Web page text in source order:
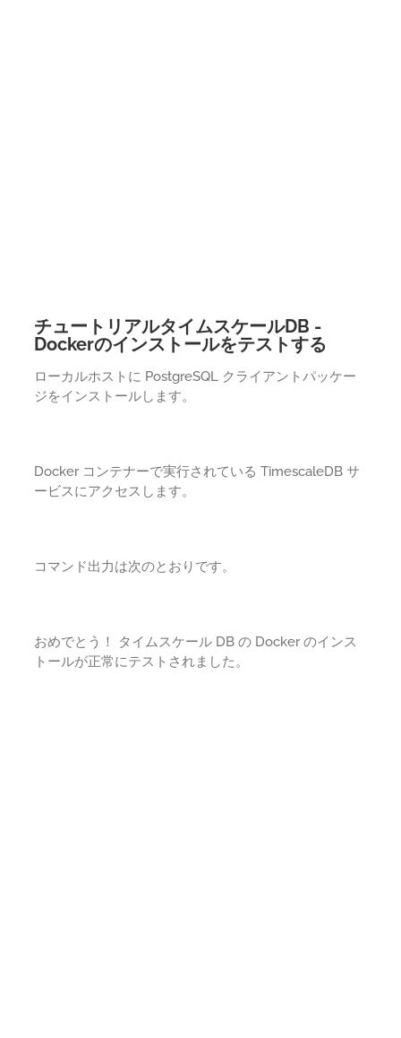
チュートリアルタイムスケールDB -
Dockerのインストールをテストする
ローカルホストに PostgreSQL クライアントパッケー
ジをインストールします。
Docker コンテナーで実行されている TimescaleDB サ
ービスにアクセスします。
コマンド出力は次のとおりです。
おめでとう！ タイムスケール DB の Docker のインス
トールが正常にテストされました。